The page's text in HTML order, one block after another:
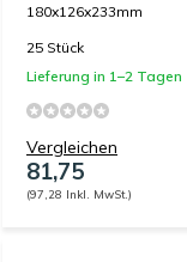
180x126x233mm
25 Stück
Lieferung in 1–2 Tagen
Vergleichen
81,75
(97,28 Inkl. MwSt.)